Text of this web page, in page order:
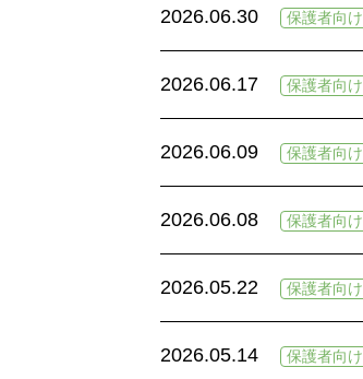
2026.06.30 保護者向け
2026.06.17 保護者向け
2026.06.09 保護者向け
2026.06.08 保護者向け
2026.05.22 保護者向け
2026.05.14 保護者向け